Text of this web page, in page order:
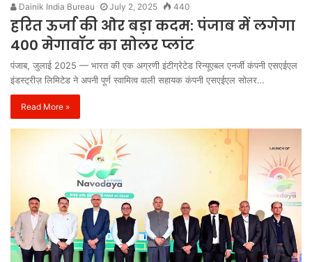
Dainik India Bureau July 2, 2025 440
हरित ऊर्जा की ओर बड़ा कदम: पंजाब में लगेगा
400 मेगावॉट का सोलर प्लांट
पंजाब, जुलाई 2025 — भारत की एक अग्रणी इंटीग्रेटेड रिन्यूएबल एनर्जी कंपनी एसएईएल
इंडस्ट्रीज़ लिमिटेड ने अपनी पूर्ण स्वामित्व वाली सहायक कंपनी एसएईएल सोलर…
Read More »